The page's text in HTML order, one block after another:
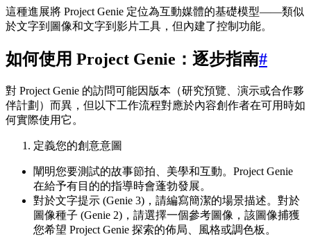
這種進展將 Project Genie 定位為互動媒體的基礎模型——類似
於文字到圖像和文字到影片工具，但內建了控制功能。
如何使用 Project Genie：逐步指南#
對 Project Genie 的訪問可能因版本（研究預覽、演示或合作夥
伴計劃）而異，但以下工作流程對應於內容創作者在可用時如
何實際使用它。
定義您的創意意圖
闡明您要測試的故事節拍、美學和互動。Project Genie
在給予有目的的指導時會蓬勃發展。
對於文字提示 (Genie 3)，請編寫簡潔的場景描述。對於
圖像種子 (Genie 2)，請選擇一個參考圖像，該圖像捕獲
您希望 Project Genie 探索的佈局、風格或調色板。